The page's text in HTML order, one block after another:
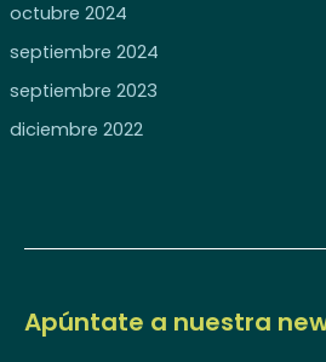
octubre 2024
septiembre 2024
septiembre 2023
diciembre 2022
Apúntate a nuestra